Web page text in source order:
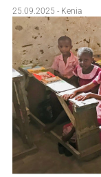
25.09.2025 - Kenia